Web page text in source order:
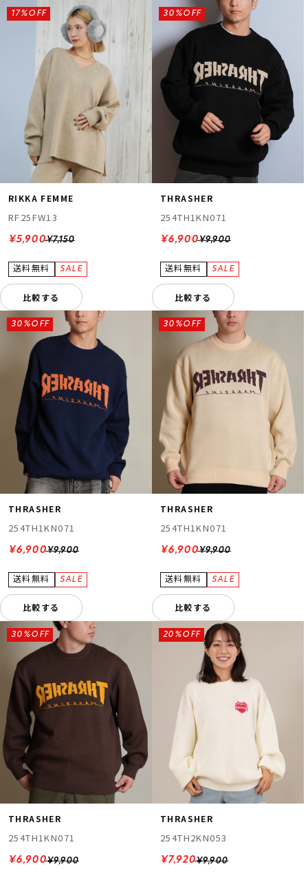
RIKKA FEMME
RF25FW13
¥7,150
17%OFF
¥5,900
比較する
THRASHER
254TH1KN071
¥9,900
30%OFF
¥6,900
比較する
THRASHER
254TH1KN071
¥9,900
30%OFF
¥6,900
比較する
THRASHER
254TH1KN071
¥9,900
30%OFF
¥6,900
比較する
THRASHER
254TH1KN071
¥9,900
30%OFF
¥6,900
THRASHER
254TH2KN053
¥9,900
20%OFF
¥7,920